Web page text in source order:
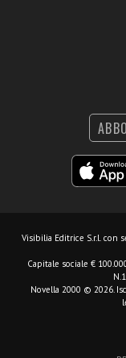
Visibilia Editrice S.r.l. con
Capitale sociale €
Novella 2000 © 2026.